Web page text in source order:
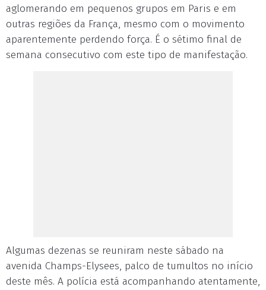
aglomerando em pequenos grupos em Paris e em
outras regiões da França, mesmo com o movimento
aparentemente perdendo força. É o sétimo final de
semana consecutivo com este tipo de manifestação.
Algumas dezenas se reuniram neste sábado na
avenida Champs-Elysees, palco de tumultos no início
deste mês. A polícia está acompanhando atentamente,